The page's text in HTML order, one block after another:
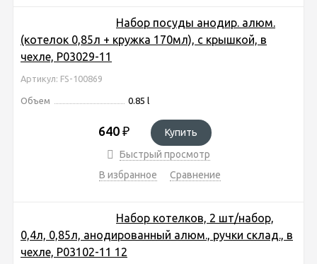
Набор посуды анодир. алюм.
(котелок 0,85л + кружка 170мл), с крышкой, в
чехле, P03029-11
Артикул: FS-100869
Объем 0.85 l
640 ₽
Купить
Быстрый просмотр
В избранное
Сравнение
Набор котелков, 2 шт/набор,
0,4л, 0,85л, анодированный алюм., ручки склад., в
чехле, P03102-11 12